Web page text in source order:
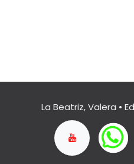
La Beatriz, Valera •